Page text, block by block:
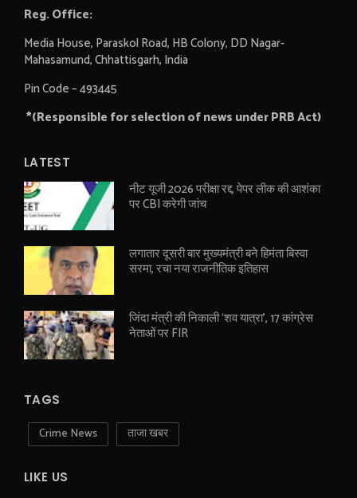
Reg. Office:
Media House, Paraskol Road, HB Colony, DD Nagar-
Mahasamund, Chhattisgarh, India
Pin Code – 493445
*(Responsible for selection of news under PRB Act)
LATEST
नीट यूजी 2026 परीक्षा रद्द, पेपर लीक की आशंका
पर CBI करेगी जांच
लगातार दूसरी बार मुख्यमंत्री बने हिमंता बिस्वा
सरमा, रचा नया राजनीतिक इतिहास
जिंदा मंत्री की निकाली ‘शव यात्रा’, 17 कांग्रेस
नेताओं पर FIR
TAGS
Crime News ताजा खबर
LIKE US